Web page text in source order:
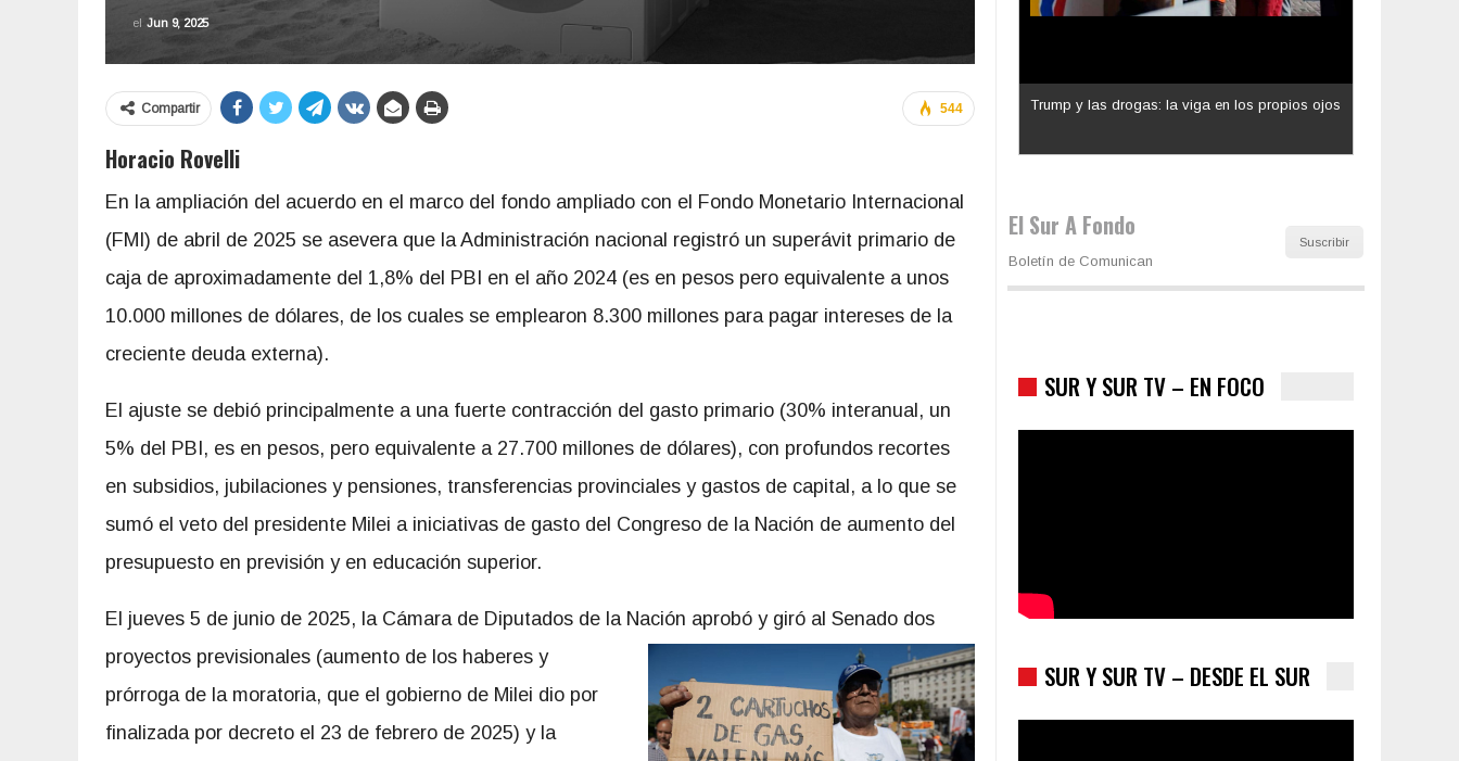
el Jun 9, 2025
544
Compartir
Horacio Rovelli
En la ampliación del acuerdo en el marco del fondo ampliado con el Fondo Monetario Internacional
(FMI) de abril de 2025 se asevera que la Administración nacional registró un superávit primario de
caja de aproximadamente del 1,8% del PBI en el año 2024 (es en pesos pero equivalente a unos
10.000 millones de dólares, de los cuales se emplearon 8.300 millones para pagar intereses de la
creciente deuda externa).
El ajuste se debió principalmente a una fuerte contracción del gasto primario (30% interanual, un
5% del PBI, es en pesos, pero equivalente a 27.700 millones de dólares), con profundos recortes
en subsidios, jubilaciones y pensiones, transferencias provinciales y gastos de capital, a lo que se
sumó el veto del presidente Milei a iniciativas de gasto del Congreso de la Nación de aumento del
presupuesto en previsión y en educación superior.
El jueves 5 de junio de 2025, la Cámara de Diputados de la Nación aprobó y giró al Senado dos
proyectos previsionales (aumento de los haberes y
prórroga de la moratoria, que el gobierno de Milei dio por
finalizada por decreto el 23 de febrero de 2025) y la
Los latinos le van dando la espalda a Trump